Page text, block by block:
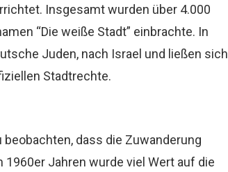
Insgesamt wurden über 4.000
“Die weiße Stadt” einbrachte. In
Juden, nach Israel und ließen sich
Stadtrechte.
dass die Zuwanderung
Jahren wurde viel Wert auf die